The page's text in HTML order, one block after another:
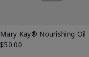
Mary Kay® Nourishing Oil
$50.00